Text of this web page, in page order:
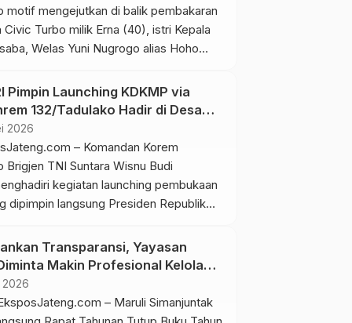
motif mengejutkan di balik pembakaran
Civic Turbo milik Erna (40), istri Kepala
Welas Yuni Nugrogo alias Hoho
sekaligus kesal dengan konten media
yang dianggap kerap memamerkan
Kasus itu terjadi pada Kamis (23/4/2026)
Pimpin Launching KDKMP via
132/Tadulako Hadir di Desa
2026
– Komandan Korem
Brigjen TNI Suntara Wisnu Budi
kegiatan launching pembukaan
dipimpin langsung Presiden Republik
di Desa Lolu, Kecamatan Sigi
Sigi, Sabtu (16/5/2026). Kegiatan
dihadiri Pangdam XXIII/Palaka Wira
Binsar P. Sianipar, Gubernur
Transparansi, Yayasan
Makin Profesional Kelola
2026
– Maruli Simanjuntak